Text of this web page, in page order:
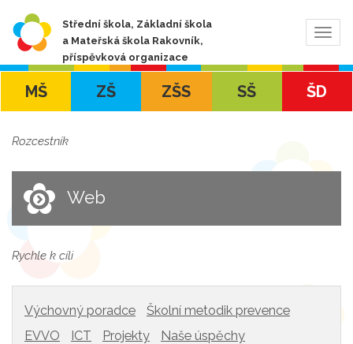
Střední škola, Základní škola
a Mateřská škola Rakovník,
příspěvková organizace
MŠ ZŠ ZŠS SŠ ŠD
Rozcestník
Web
Rychle k cíli
Výchovný poradce
Školní metodik prevence
EVVO
ICT Projekty
Naše úspěchy